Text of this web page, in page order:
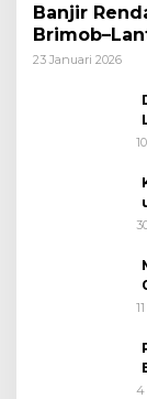
Banjir
Polri
23 Januari 2026
4